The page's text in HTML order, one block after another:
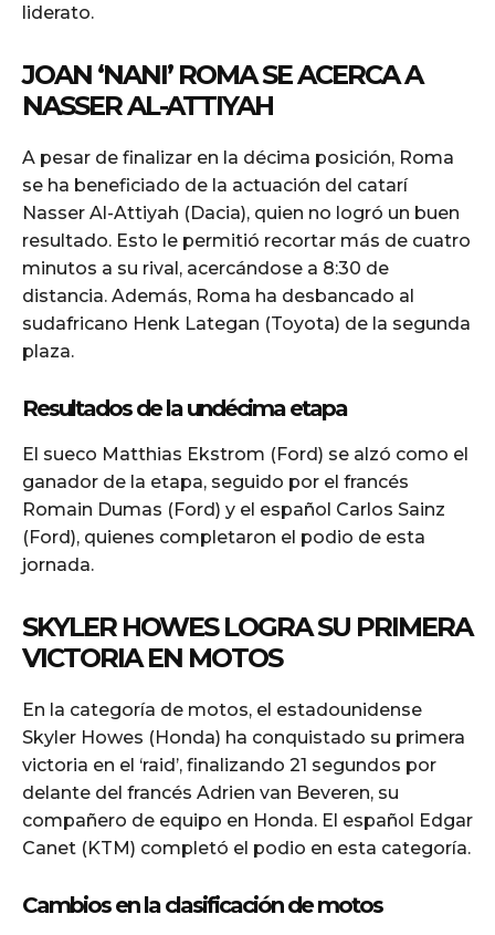
liderato.
JOAN ‘NANI’ ROMA SE ACERCA A
NASSER AL-ATTIYAH
A pesar de finalizar en la décima posición, Roma
se ha beneficiado de la actuación del catarí
Nasser Al-Attiyah (Dacia), quien no logró un buen
resultado. Esto le permitió recortar más de cuatro
minutos a su rival, acercándose a 8:30 de
distancia. Además, Roma ha desbancado al
sudafricano Henk Lategan (Toyota) de la segunda
plaza.
Resultados de la undécima etapa
El sueco Matthias Ekstrom (Ford) se alzó como el
ganador de la etapa, seguido por el francés
Romain Dumas (Ford) y el español Carlos Sainz
(Ford), quienes completaron el podio de esta
jornada.
SKYLER HOWES LOGRA SU PRIMERA
VICTORIA EN MOTOS
En la categoría de motos, el estadounidense
Skyler Howes (Honda) ha conquistado su primera
victoria en el ‘raid’, finalizando 21 segundos por
delante del francés Adrien van Beveren, su
compañero de equipo en Honda. El español Edgar
Canet (KTM) completó el podio en esta categoría.
Cambios en la clasificación de motos